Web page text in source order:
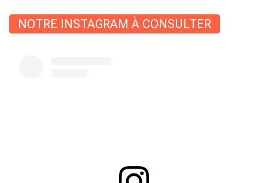
NOTRE INSTAGRAM À CONSULTER